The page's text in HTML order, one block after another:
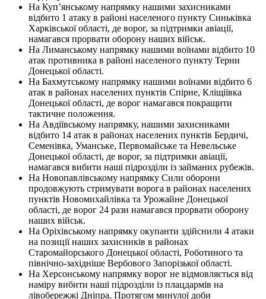
На Куп’янському напрямку нашими захисниками
відбито 1 атаку в районі населеного пункту Синьківка
Харківської області, де ворог, за підтримки авіації,
намагався прорвати оборону наших військ.
На Лиманському напрямку нашими воїнами відбито 10
атак противника в районі населеного пункту Терни
Донецької області.
На Бахмутському напрямку нашими воїнами відбито 6
атак в районах населених пунктів Спірне, Кліщіївка
Донецької області, де ворог намагався покращити
тактичне положення.
На Авдіївському напрямку, нашими захисниками
відбито 14 атак в районах населених пунктів Бердичі,
Семенівка, Уманське, Первомайське та Невельське
Донецької області, де ворог, за підтримки авіації,
намагався вибити наші підрозділи із займаних рубежів.
На Новопавлівському напрямку Сили оборони
продовжують стримувати ворога в районах населених
пунктів Новомихайлівка та Урожайне Донецької
області, де ворог 24 рази намагався прорвати оборону
наших військ.
На Оріхівському напрямку окупанти здійснили 4 атаки
на позиції наших захисників в районах
Старомайорського Донецької області, Роботиного та
північно-західніше Вербового Запорізької області.
На Херсонському напрямку ворог не відмовляється від
наміру вибити наші підрозділи із плацдармів на
лівобережжі Дніпра. Протягом минулої доби